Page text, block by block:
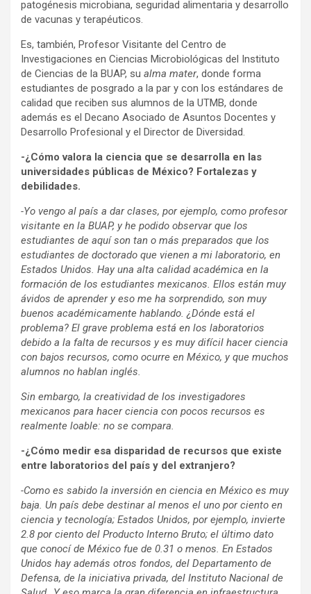
patogénesis microbiana, seguridad alimentaria y desarrollo
de vacunas y terapéuticos.
Es, también, Profesor Visitante del Centro de
Investigaciones en Ciencias Microbiológicas del Instituto
de Ciencias de la BUAP, su alma mater, donde forma
estudiantes de posgrado a la par y con los estándares de
calidad que reciben sus alumnos de la UTMB, donde
además es el Decano Asociado de Asuntos Docentes y
Desarrollo Profesional y el Director de Diversidad.
-¿Cómo valora la ciencia que se desarrolla en las
universidades públicas de México? Fortalezas y
debilidades.
-Yo vengo al país a dar clases, por ejemplo, como profesor
visitante en la BUAP, y he podido observar que los
estudiantes de aquí son tan o más preparados que los
estudiantes de doctorado que vienen a mi laboratorio, en
Estados Unidos. Hay una alta calidad académica en la
formación de los estudiantes mexicanos. Ellos están muy
ávidos de aprender y eso me ha sorprendido, son muy
buenos académicamente hablando. ¿Dónde está el
problema? El grave problema está en los laboratorios
debido a la falta de recursos y es muy difícil hacer ciencia
con bajos recursos, como ocurre en México, y que muchos
alumnos no hablan inglés.
Sin embargo, la creatividad de los investigadores
mexicanos para hacer ciencia con pocos recursos es
realmente loable: no se compara.
-¿Cómo medir esa disparidad de recursos que existe
entre laboratorios del país y del extranjero?
-Como es sabido la inversión en ciencia en México es muy
baja. Un país debe destinar al menos el uno por ciento en
ciencia y tecnología; Estados Unidos, por ejemplo, invierte
2.8 por ciento del Producto Interno Bruto; el último dato
que conocí de México fue de 0.31 o menos. En Estados
Unidos hay además otros fondos, del Departamento de
Defensa, de la iniciativa privada, del Instituto Nacional de